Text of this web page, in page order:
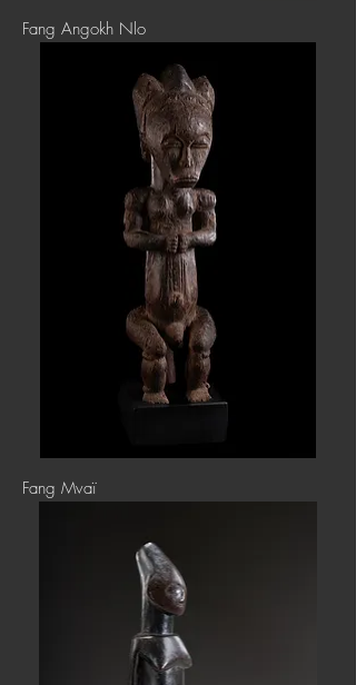
Fang Angokh Nlo
Fang Mvaï